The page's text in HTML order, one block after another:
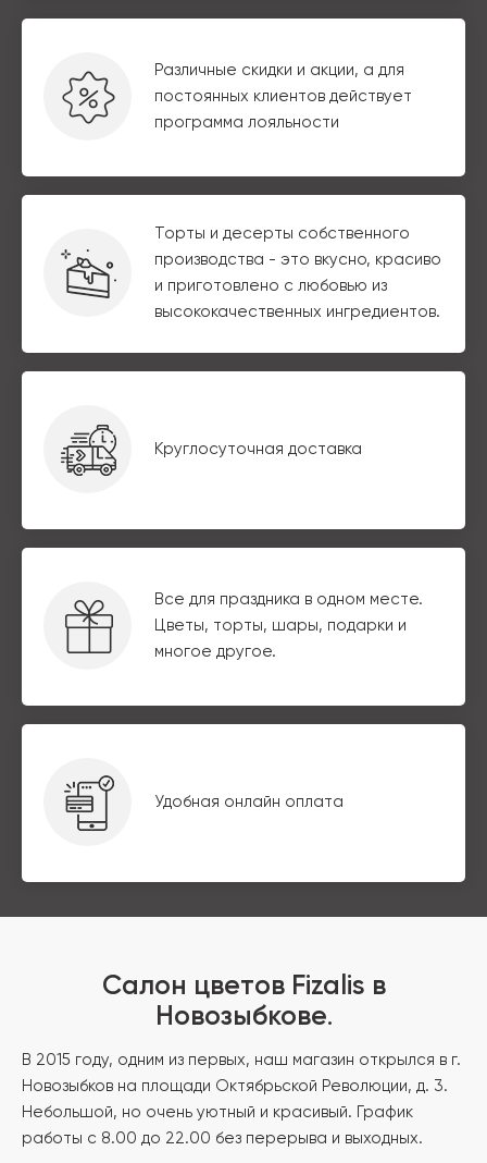
Различные скидки и акции, а для
постоянных клиентов действует
программа лояльности
Торты и десерты собственного
производства - это вкусно, красиво
и приготовлено с любовью из
высококачественных ингредиентов.
Круглосуточная доставка
Все для праздника в одном месте.
Цветы, торты, шары, подарки и
многое другое.
Удобная онлайн оплата
Салон цветов Fizalis в
Новозыбкове.
В 2015 году, одним из первых, наш магазин открылся в г.
Новозыбков на площади Октябрьской Революции, д. 3.
Небольшой, но очень уютный и красивый. График
работы с 8.00 до 22.00 без перерыва и выходных.